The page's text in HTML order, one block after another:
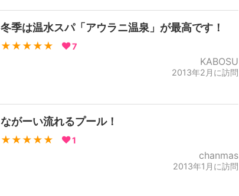
冬季は温水スパ「アウラニ温泉」が最高です！
★★★★★ 7
KABOSU
2013年2月に訪問
ながーい流れるプール！
★★★★★ 1
chanmas
2013年1月に訪問